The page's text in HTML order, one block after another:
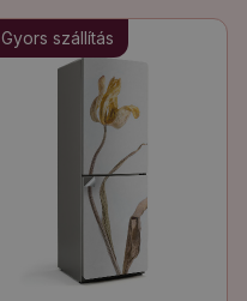
Gyors szállítás